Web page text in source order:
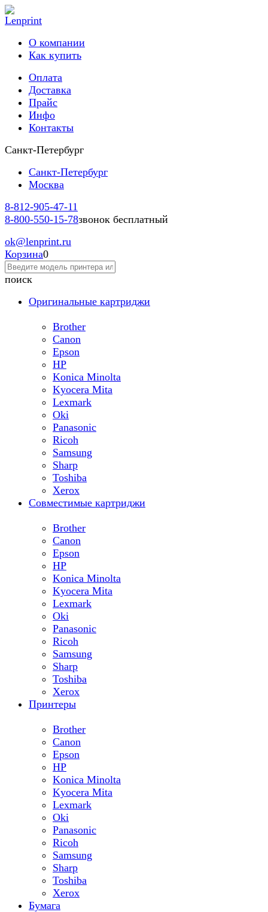
О компании
Как купить
Оплата
Доставка
Прайс
Инфо
Контакты
Санкт-Петербург
Санкт-Петербург
Москва
8-812-905-47-11
8-800-550-15-78звонок бесплатный
ok@lenprint.ru
Корзина0
поиск
Оригинальные картриджи
Brother
Canon
Epson
HP
Konica Minolta
Kyocera Mita
Lexmark
Oki
Panasonic
Ricoh
Samsung
Sharp
Toshiba
Xerox
Совместимые картриджи
Brother
Canon
Epson
HP
Konica Minolta
Kyocera Mita
Lexmark
Oki
Panasonic
Ricoh
Samsung
Sharp
Toshiba
Xerox
Принтеры
Brother
Canon
Epson
HP
Konica Minolta
Kyocera Mita
Lexmark
Oki
Panasonic
Ricoh
Samsung
Sharp
Toshiba
Xerox
Бумага